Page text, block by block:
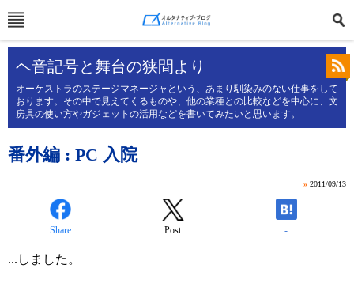
ヘ音記号と舞台の狭間より
オーケストラのステージマネージャという、あまり馴染みのない仕事をして
おります。その中で見えてくるものや、他の業種との比較などを中心に、文
房具の使い方やガジェットの活用などを書いてみたいと思います。
番外編 : PC 入院
» 2011/09/13
Share Post -
...しました。